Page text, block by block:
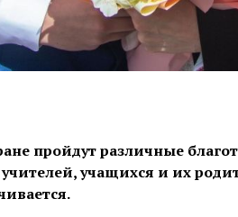
пройдут различные
учащихся и их